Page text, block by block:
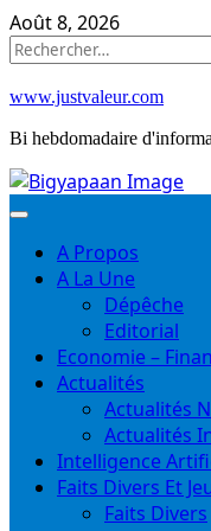
Skip
to
Août 8, 2026
Rechercher :
www.justvaleur.com
Bi hebdomadaire
A Propos
A La Une
Dépêche
Editorial
Economie –
Actualités
Actualités
Actualités
Intelligence
Faits Divers Et
Faits Divers